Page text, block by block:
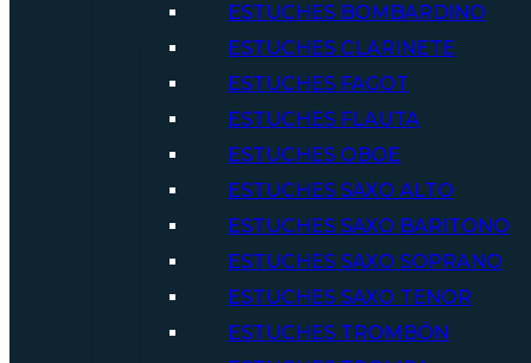
ESTUCHES BOMBARDINO
ESTUCHES CLARINETE
ESTUCHES FAGOT
ESTUCHES FLAUTA
ESTUCHES OBOE
ESTUCHES SAXO ALTO
ESTUCHES SAXO BARITONO
ESTUCHES SAXO SOPRANO
ESTUCHES SAXO TENOR
ESTUCHES TROMBÓN